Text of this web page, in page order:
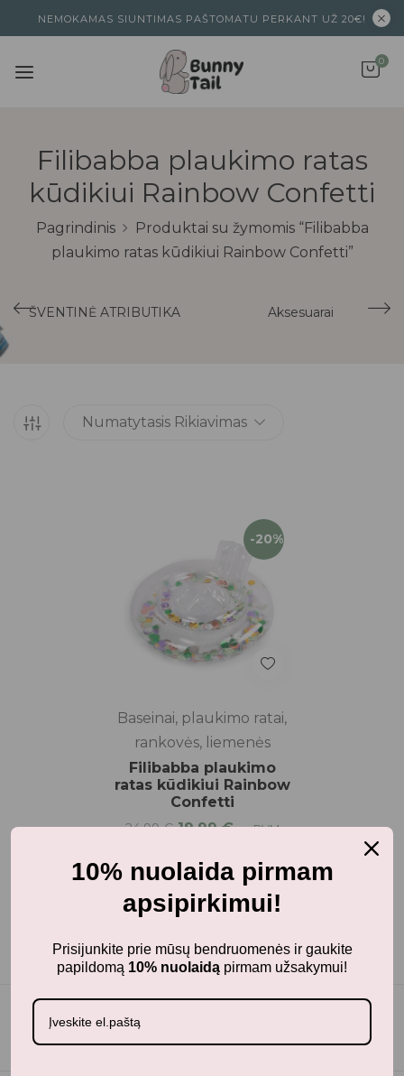
NEMOKAMAS SIUNTIMAS PAŠTOMATU PERKANT UŽ 20€!
0
Filibabba plaukimo ratas
kūdikiui Rainbow Confetti
Pagrindinis
Produktai su žymomis “Filibabba
plaukimo ratas kūdikiui Rainbow Confetti”
ŠVENTINĖ ATRIBUTIKA Aksesuarai
Numatytasis Rikiavimas
-20%
Baseinai, plaukimo ratai,
rankovės, liemenės
Filibabba plaukimo
ratas kūdikiui Rainbow
Confetti
24,99€ 19,99€ su PVM
10% nuolaida pirmam
apsipirkimui!
Prisijunkite prie mūsų bendruomenės ir gaukite
papildomą 10% nuolaidą pirmam užsakymui!